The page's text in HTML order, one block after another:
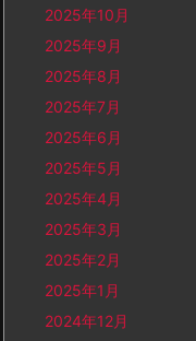
2025年10月
2025年9月
2025年8月
2025年7月
2025年6月
2025年5月
2025年4月
2025年3月
2025年2月
2025年1月
2024年12月